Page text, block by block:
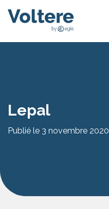
Lepal
Publié le 3 novembre 2020